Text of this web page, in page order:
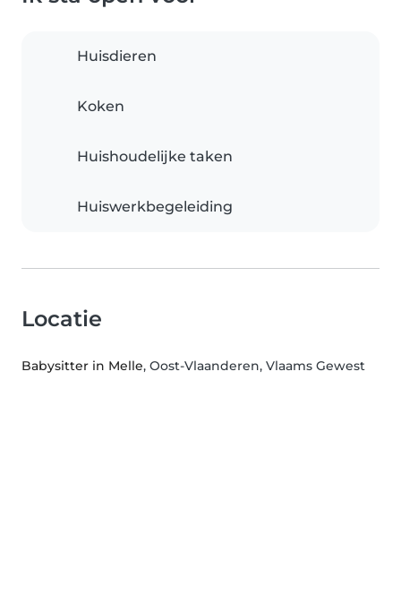
Huisdieren
Koken
Huishoudelijke taken
Huiswerkbegeleiding
Locatie
Babysitter in Melle, Oost-Vlaanderen, Vlaams Gewest